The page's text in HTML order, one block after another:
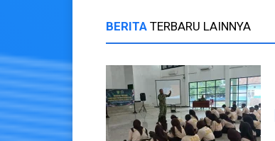
BERITA TERBARU LAINNYA